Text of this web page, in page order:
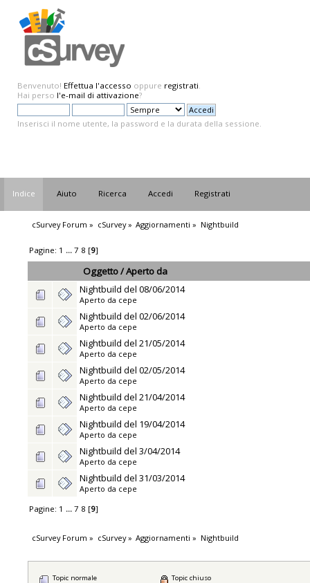
Benvenuto! Effettua l'accesso oppure registrati.
Hai perso l'e-mail di attivazione?
Inserisci il nome utente, la password e la durata della sessione.
Indice Aiuto Ricerca Accedi Registrati
cSurvey Forum » cSurvey» Aggiornamenti » Nightbuild
Pagine: 1 ...7 8 [9]
Oggetto/Aperto da
Nightbuild del 08/06/2014
Aperto da cepe
Nightbuild del 02/06/2014
Aperto da cepe
Nightbuild del 21/05/2014
Aperto da cepe
Nightbuild del 02/05/2014
Aperto da cepe
Nightbuild del 21/04/2014
Aperto da cepe
Nightbuild del 19/04/2014
Aperto da cepe
Nightbuild del 3/04/2014
Aperto da cepe
Nightbuild del 31/03/2014
Aperto da cepe
Pagine: 1 ...7 8 [9]
cSurvey Forum » cSurvey» Aggiornamenti » Nightbuild
Topic normale
Topic chiuso